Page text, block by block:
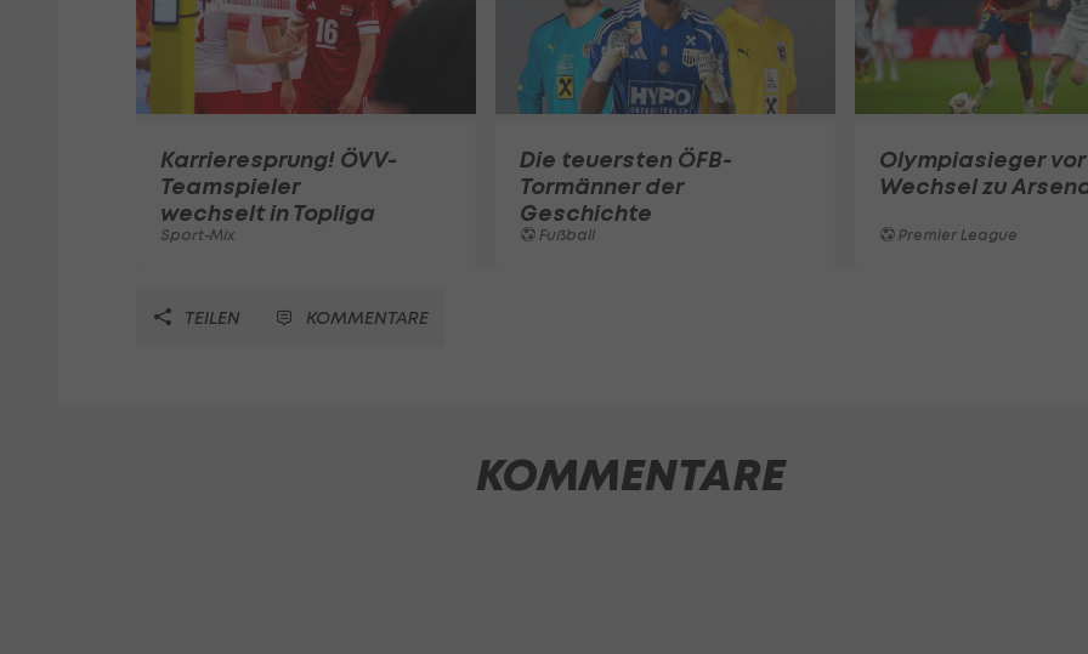
Karrieresprung! ÖVV-
Teamspieler
wechselt in Topliga
Sport-Mix
Die teuersten ÖFB-
Tormänner der
Geschichte
Fußball
Olympiasieger vor
Wechsel zu
Premier League
TEILEN KOMMENTARE
KOMMENTARE